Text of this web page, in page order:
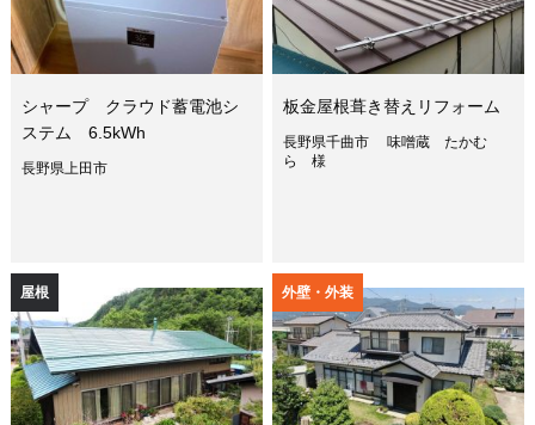
シャープ クラウド蓄電池シ
ステム 6.5kWh
長野県上田市
板金屋根葺き替えリフォーム
長野県千曲市 味噌蔵 たかむ
ら 様
屋根 外壁・外装